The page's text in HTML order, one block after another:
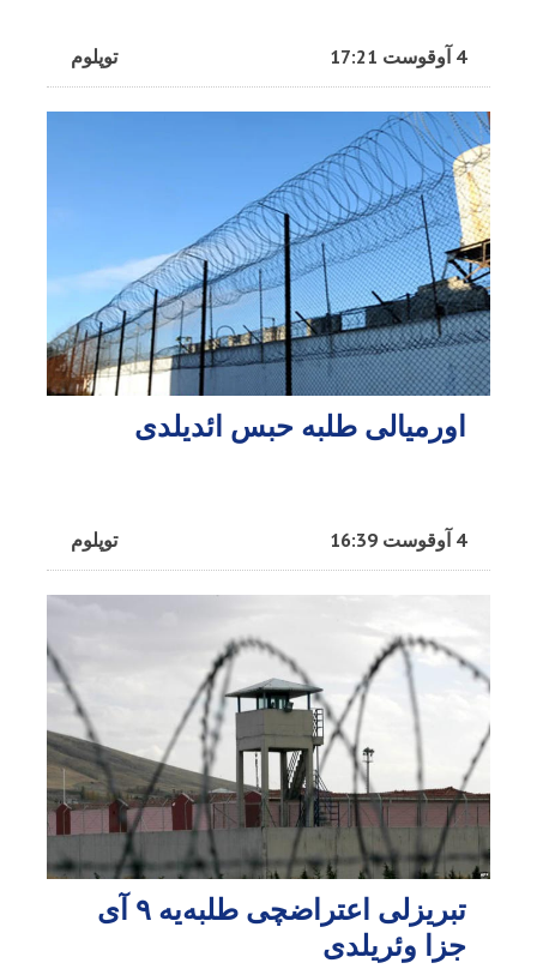
توپلوم 4 آوقوست 17:21
اورمیالی طلبه حبس ائدیلدی
توپلوم 4 آوقوست 16:39
تبریزلی اعتراضچی طلبه‌یه ۹ آی
جزا وئریلدی